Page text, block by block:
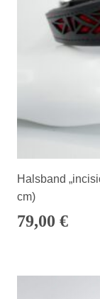
Halsband
cm)
79,00 €